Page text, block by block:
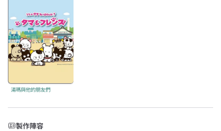
湯瑪與他的朋友們
製作陣容